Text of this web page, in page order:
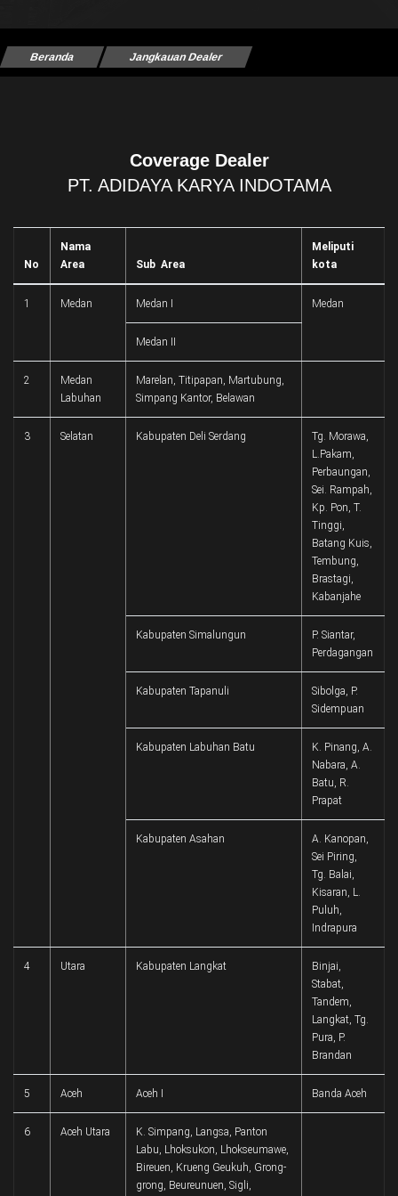
Beranda Jangkauan Dealer
Coverage Dealer
PT. ADIDAYA KARYA INDOTAMA
No
Nama
Area
Sub Area
Meliputi
kota
1 Medan Medan I Medan
Medan II
2
Medan
Labuhan
Marelan, Titipapan, Martubung,
Simpang Kantor, Belawan
3 Selatan Kabupaten Deli Serdang
Tg. Morawa,
L.Pakam,
Perbaungan,
Sei. Rampah,
Kp. Pon, T.
Tinggi,
Batang Kuis,
Tembung,
Brastagi,
Kabanjahe
Kabupaten Simalungun
P. Siantar,
Perdagangan
Kabupaten Tapanuli
Sibolga, P.
Sidempuan
Kabupaten Labuhan Batu
K. Pinang, A.
Nabara, A.
Batu, R.
Prapat
Kabupaten Asahan
A. Kanopan,
Sei Piring,
Tg. Balai,
Kisaran, L.
Puluh,
Indrapura
4 Utara Kabupaten Langkat
Binjai,
Stabat,
Tandem,
Langkat, Tg.
Pura, P.
Brandan
5 Aceh Aceh I Banda Aceh
6 Aceh Utara
K. Simpang, Langsa, Panton
Labu, Lhoksukon, Lhokseumawe,
Bireuen, Krueng Geukuh, Grong-
grong, Beureunuen, Sigli,